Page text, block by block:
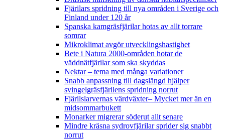
Fjärilars spridning till nya områden i Sverige och
Finland under 120 år
Spanska kamgräsfjärilar hotas av allt torrare
somrar
Mikroklimat avgör utvecklingshastighet
Bete i Natura 2000-områden hotar de
väddnätfjärilar som ska skyddas
Nektar – tema med många variationer
Snabb anpassning till dagslängd hjälper
svingelgräsfjärilens spridning norrut
Fjärilslarvernas värdväxter– Mycket mer än en
midsommarbukett
Monarker migrerar söderut allt senare
Mindre kräsna sydrovfjärilar sprider sig snabbt
norrut